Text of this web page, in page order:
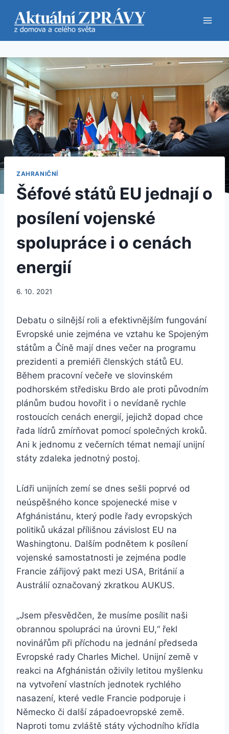
obsah
ZAHRANIČNÍ
Šéfové států EU jednají o
posílení vojenské
spolupráce i o cenách
energií
6. 10. 2021
Debatu o silnější roli a efektivnějším fungování
Evropské unie zejména ve vztahu ke Spojeným
státům a Číně mají dnes večer na programu
prezidenti a premiéři členských států EU.
Během pracovní večeře ve slovinském
podhorském středisku Brdo ale proti původním
plánům budou hovořit i o nevídaně rychle
rostoucích cenách energií, jejichž dopad chce
řada lídrů zmírňovat pomocí společných kroků.
Ani k jednomu z večerních témat nemají unijní
státy zdaleka jednotný postoj.
Lídři unijních zemí se dnes sešli poprvé od
neúspěšného konce spojenecké mise v
Afghánistánu, který podle řady evropských
politiků ukázal přílišnou závislost EU na
Washingtonu. Dalším podnětem k posílení
vojenské samostatnosti je zejména podle
Francie zářijový pakt mezi USA, Británií a
Austrálií označovaný zkratkou AUKUS.
„Jsem přesvědčen, že musíme posílit naši
obrannou spolupráci na úrovni EU,“ řekl
novinářům při příchodu na jednání předseda
Evropské rady Charles Michel. Unijní země v
reakci na Afghánistán oživily letitou myšlenku
na vytvoření vlastních jednotek rychlého
nasazení, které vedle Francie podporuje i
Německo či další západoevropské země.
Naproti tomu zvláště státy východního křídla